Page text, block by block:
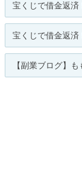
宝くじで借金返済
宝くじで借金返済
【副業ブログ】